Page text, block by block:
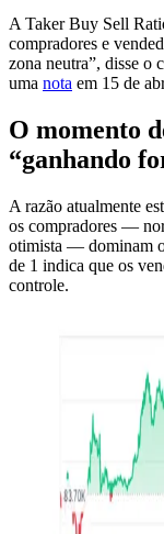
A Taker Buy Sell
compradores e
zona neutra”, disse o
uma nota em 15 de
O momento
“ganhando
A razão atualmente
os compradores —
otimista — dominam
de 1 indica que os
controle.